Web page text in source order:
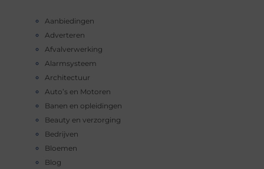
Aanbiedingen
Adverteren
Afvalverwerking
Alarmsysteem
Architectuur
Auto’s en Motoren
Banen en opleidingen
Beauty en verzorging
Bedrijven
Bloemen
Blog